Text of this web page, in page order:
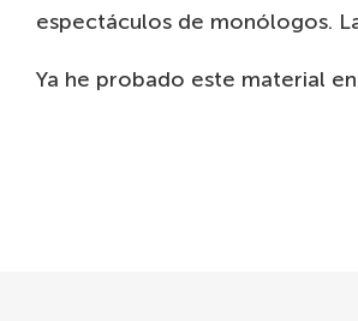
espectáculos de monólogos.
Ya he probado este material